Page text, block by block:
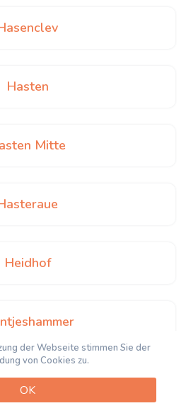
Hasten
Mitte
Heidhof
der Webseite stimmen Sie der
von Cookies zu.
OK